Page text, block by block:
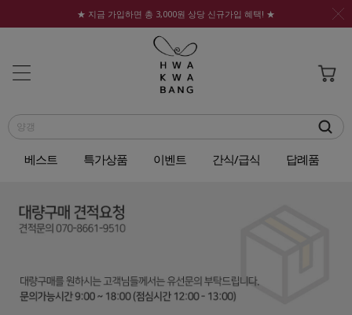
★ 지금 가입하면 총 3,000원 상당 신규가입 혜택! ★
베스트 특가상품 이벤트 간식/급식 답례품